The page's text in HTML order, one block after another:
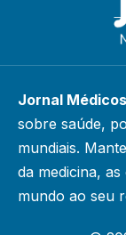
Jornal
sobre saúde,
mundiais.
da medicina,
mundo ao seu